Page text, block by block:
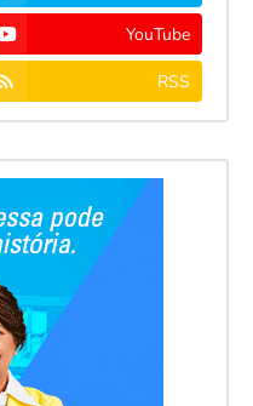
YouTube
RSS